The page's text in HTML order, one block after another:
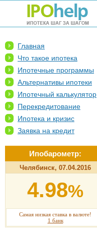
Главная
Что такое ипотека
Ипотечные программы
Альтернативы ипотеки
Ипотечный калькулятор
Перекредитование
Ипотека и кризис
Заявка на кредит
Ипобарометр:
Челябинск, 07.04.2016
4.98%
Самая низкая ставка в валюте!
1 банк